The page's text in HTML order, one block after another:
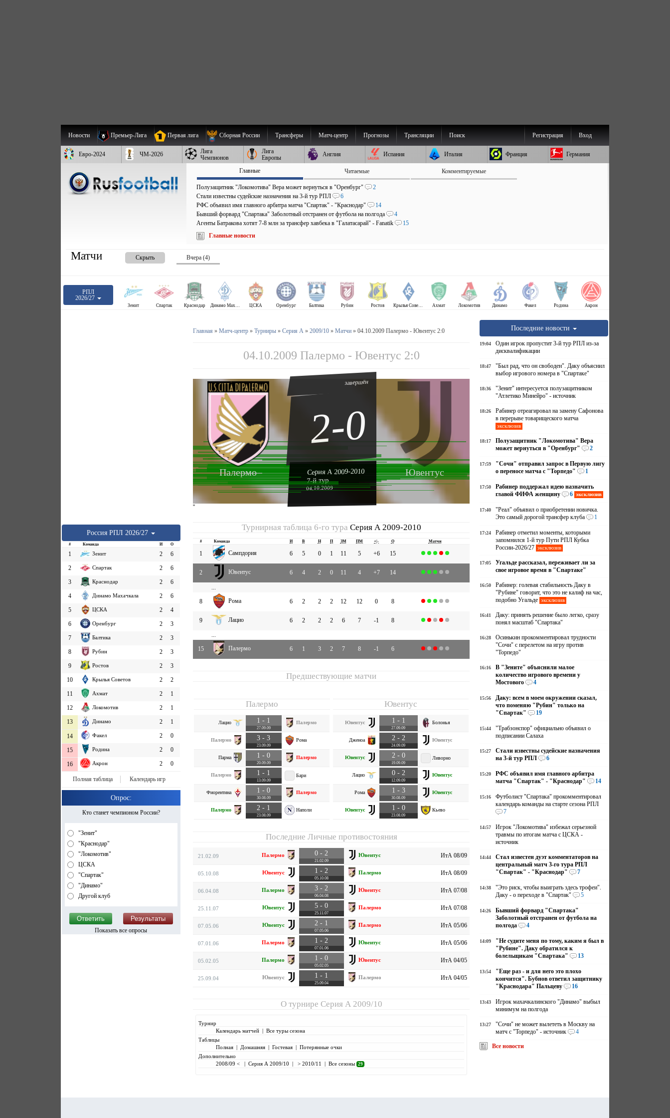
Новости Премьер-Лига Первая лига Сборная России Трансферы Матч-центр Прогнозы Трансляции Поиск Вход
Регистрация
Евро-2024 ЧМ-2026
Лига
Чемпионов
Лига
Европы
Англия Испания Италия Франция Германия
Главные Читаемые Комментируемые
Полузащитник "Локомотива" Вера может вернуться в "Оренбург"
2
Стали известны судейские назначения на 3-й тур РПЛ
6
РФС объявил имя главного арбитра матча "Спартак" - "Краснодар"
14
Бывший форвард "Спартака" Заболотный отстранен от футбола на полгода
4
Агенты Батракова хотят 7-8 млн за трансфер хавбека в "Галатасарай" - Fanatik
15
Главные новости
Матчи Скрыть Вчера (4)
РПЛ
2026/27
Зенит Спартак Краснодар Динамо Махачкала ЦСКА Оренбург Балтика Рубин Ростов Крылья Советов Ахмат Локомотив Динамо Факел Родина Акрон
Россия РПЛ 2026/27
# Команда И О
1 Зенит 2
6
2
Спартак 2
6
3
Краснодар 2
6
4
Динамо Махачкала 2
6
5
ЦСКА 2
4
6
Оренбург 2
3
7
Балтика 2
3
8
Рубин 2
3
9
Ростов 2
3
10
Крылья Советов 2
2
11
Ахмат 2
1
12
Локомотив 2
1
13
Динамо 2 1
14 Факел 2 0
15 Родина 2 0
16 Акрон 2 0
Полная таблица Календарь игр
Опрос:
Кто станет чемпионом России?
"Зенит"
"Краснодар"
"Локомотив"
ЦСКА
"Спартак"
"Динамо"
Другой клуб
Показать все опросы
Главная » Матч-центр» Турниры» Серия А» 2009/10» Матчи» 04.10.2009 Палермо - Ювентус 2:0
04.10.2009 Палермо - Ювентус 2:0
Палермо Ювентус
завершён
2-0
Серия А 2009-2010
7-й тур
04.10.2009
''
Турнирная таблица 6-го тура Серия А 2009-2010
# Команда И В Н П ЗМ ПМ +|- О Матчи
1 Сампдория 6 5 0 1 11 5 +6 15
2 Ювентус 6 4 2 0 11 4 +7 14
...
8
Рома 6 2 2 2 12 12 0 8
9 Лацио 6 2 2 2 6 7 -1 8
...
15
Палермо 6 1 3 2 7 8 -1 6
Предшествующие матчи
Палермо
Лацио 1 - 1
27.09.09
Палермо
Палермо 3 - 3
23.09.09
Рома
Парма 1 - 0
20.09.09
Палермо
Палермо 1 - 1
13.09.09
Бари
Фиорентина 1 - 0
30.08.09
Палермо
Палермо 2 - 1
23.08.09
Наполи
Ювентус
Ювентус 1 - 1
27.09.09
Болонья
Дженоа 2 - 2
24.09.09
Ювентус
Ювентус 2 - 0
19.09.09
Ливорно
Лацио 0 - 2
12.09.09
Ювентус
Рома 1 - 3
30.08.09
Ювентус
Ювентус 1 - 0
23.08.09
Кьево
Последние Личные противостояния
21.02.09 Палермо 0 - 2
21.02.09
Ювентус ИтА 08/09
05.10.08 Ювентус 1 - 2
05.10.08
Палермо ИтА 08/09
06.04.08 Палермо 3 - 2
06.04.08
Ювентус ИтА 07/08
25.11.07 Ювентус 5 - 0
25.11.07
Палермо ИтА 07/08
07.05.06 Ювентус 2 - 1
07.05.06
Палермо ИтА 05/06
07.01.06 Палермо 1 - 2
07.01.06
Ювентус ИтА 05/06
05.02.05 Палермо 1 - 0
05.02.05
Ювентус ИтА 04/05
25.09.04 Ювентус 1 - 1
25.09.04
Палермо ИтА 04/05
О турнире Серия А 2009/10
Турнир
Календарь матчей| Все туры сезона
Таблицы
Полная| Домашняя| Гостевая| Потерянные очки
Дополнительно
2008/09 <
| Серия А 2009/10 | > 2010/11 | Все сезоны 29
Последние новости
19:04
Один игрок пропустит 3-й тур РПЛ из-за
дисквалификации
18:47
"Был рад, что он свободен". Даку объяснил
выбор игрового номера в "Спартаке"
18:36
"Зенит" интересуется полузащитником
"Атлетико Минейро" - источник
18:26
Рабинер отреагировал на замену Сафонова
в перерыве товарищеского матча
эксклюзив
18:17
Полузащитник "Локомотива" Вера
может вернуться в "Оренбург"
2
17:59
"Сочи" отправил запрос в Первую лигу
о переносе матча с "Торпедо"
1
17:50
Рабинер поддержал идею назначить
главой ФИФА женщину
6 эксклюзив
17:40
"Реал" объявил о приобретении новичка.
Это самый дорогой трансфер клуба
1
17:24
Рабинер отметил моменты, которыми
запомнился 1-й тур Пути РПЛ Кубка
России-2026/27 эксклюзив
17:05
Угальде рассказал, переживает ли за
свое игровое время в "Спартаке"
16:50
Рабинер: голевая стабильность Даку в
"Рубине" говорит, что это не калиф на час,
подобно Угальде эксклюзив
16:41
Даку: принять решение было легко, сразу
понял масштаб "Спартака"
16:28
Осинькин прокомментировал трудности
"Сочи" с перелетом на игру против
"Торпедо"
16:16
В "Зените" объяснили малое
количество игрового времени у
Мостового
4
15:56
Даку: всем в моем окружении сказал,
что поменяю "Рубин" только на
"Спартак"
19
15:44
"Трабзонспор" официально объявил о
подписании Салаха
15:27
Стали известны судейские назначения
на 3-й тур РПЛ
6
15:20
РФС объявил имя главного арбитра
матча "Спартак" - "Краснодар"
14
15:16
Футболист "Спартака" прокомментировал
календарь команды на старте сезона РПЛ
7
14:57
Игрок "Локомотива" избежал серьезной
травмы по итогам матча с ЦСКА -
источник
14:44
Стал известен дуэт комментаторов на
центральный матч 3-го тура РПЛ
"Спартак" - "Краснодар"
7
14:38
"Это риск, чтобы выиграть здесь трофеи".
Даку - о переходе в "Спартак"
5
14:26
Бывший форвард "Спартака"
Заболотный отстранен от футбола на
полгода
4
14:09
"Не судите меня по тому, каким я был в
"Рубине". Даку обратился к
болельщикам "Спартака"
13
13:54
"Еще раз - и для него это плохо
кончится". Бубнов ответил защитнику
"Краснодара" Пальцеву
16
13:43
Игрок махачкалинского "Динамо" выбыл
минимум на полгода
13:27
"Сочи" не может вылететь в Москву на
матч с "Торпедо" - источник
4
Все новости